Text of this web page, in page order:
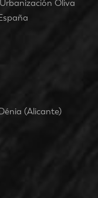
Oliva
(Alicante)